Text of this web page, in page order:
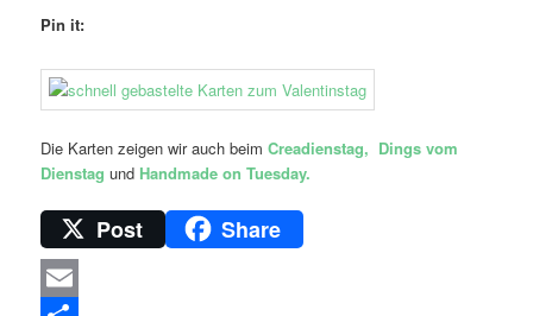
Pin it:
Die Karten zeigen wir auch beimCreadienstag, Dings vom
Dienstagund Handmade on Tuesday.
Post Share